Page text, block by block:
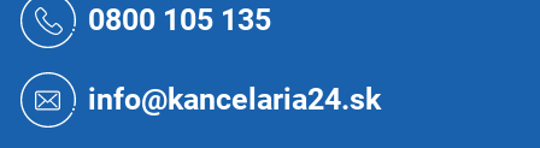
0800 105 135
info@kancelaria24.sk